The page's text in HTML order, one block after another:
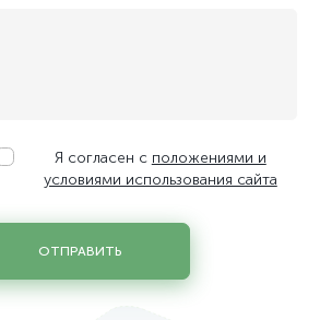
облачным и сетевым технологиям
данных
сертификации и качеству
Я согласен с положениями и
условиями использования сайта
ОТПРАВИТЬ